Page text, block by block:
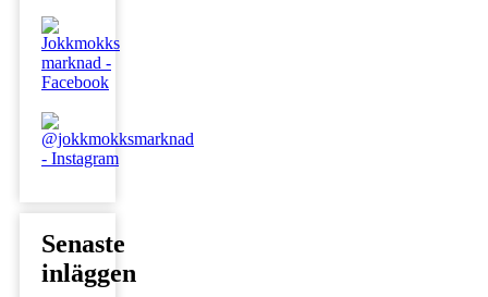
Senaste
inläggen